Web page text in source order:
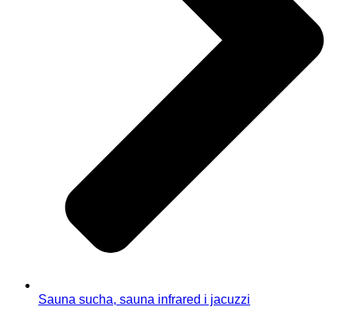
Sauna sucha, sauna infrared i jacuzzi